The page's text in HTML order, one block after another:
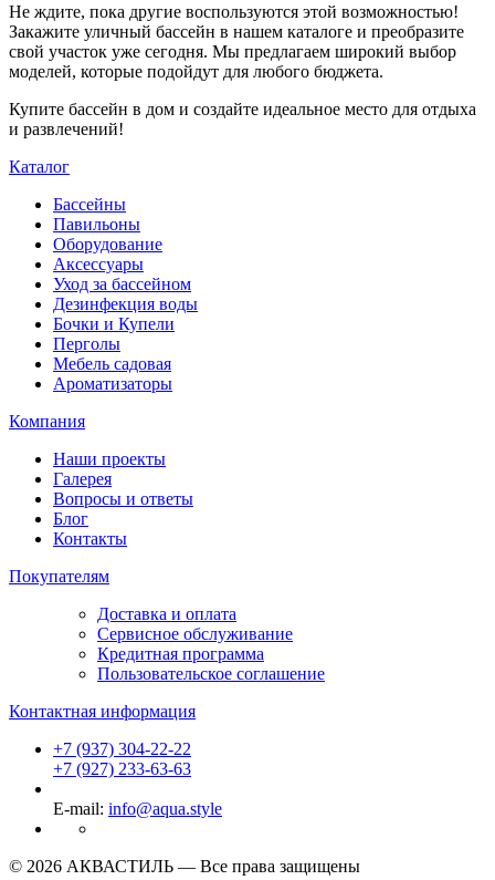
Не ждите, пока другие воспользуются этой возможностью!
Закажите уличный бассейн в нашем каталоге и преобразите
свой участок уже сегодня. Мы предлагаем широкий выбор
моделей, которые подойдут для любого бюджета.
Купите бассейн в дом и создайте идеальное место для отдыха
и развлечений!
Каталог
Бассейны
Павильоны
Оборудование
Аксессуары
Уход за бассейном
Дезинфекция воды
Бочки и Купели
Перголы
Мебель садовая
Ароматизаторы
Компания
Наши проекты
Галерея
Вопросы и ответы
Блог
Контакты
Покупателям
Доставка и оплата
Сервисное обслуживание
Кредитная программа
Пользовательское соглашение
Контактная информация
+7 (937) 304-22-22
+7 (927) 233-63-63
E-mail: info@aqua.style
© 2026 АКВАСТИЛЬ — Все права защищены